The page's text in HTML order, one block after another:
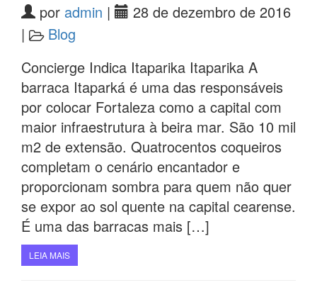
por admin |
28 de dezembro de 2016
|
Blog
Concierge Indica Itaparika Itaparika A
barraca Itaparká é uma das responsáveis
por colocar Fortaleza como a capital com
maior infraestrutura à beira mar. São 10 mil
m2 de extensão. Quatrocentos coqueiros
completam o cenário encantador e
proporcionam sombra para quem não quer
se expor ao sol quente na capital cearense.
É uma das barracas mais […]
LEIA MAIS